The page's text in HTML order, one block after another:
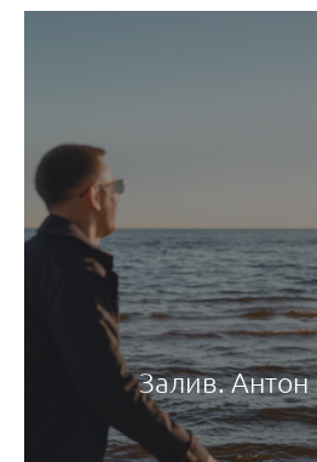
Залив.